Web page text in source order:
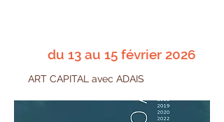
du 13 au 15 février 2026
ART CAPITAL avec ADAIS